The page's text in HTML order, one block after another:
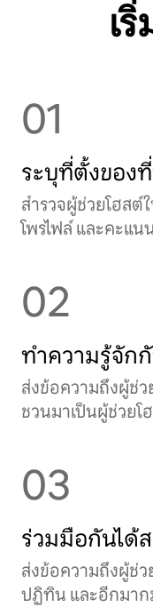
เ
01
ระบุที่ตั้งขอ
สำรวจผู้ช่วยโฮสต์
โพรไฟล์ และคะแน
02
ทำความรู้จัก
ส่งข้อความถึงผู้ช่
ชวนมาเป็นผู้ช่วยโ
03
ร่วมมือกันได้
ส่งข้อความถึงผู้ช่ว
ปฏิทิน และอีกมาก